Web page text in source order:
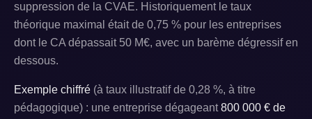
suppression de la CVAE. Historiquement le taux
théorique maximal était de 0,75 % pour les entreprises
dont le CA dépassait 50 M€, avec un barème dégressif en
dessous.
Exemple chiffré (à taux illustratif de 0,28 %, à titre
pédagogique) : une entreprise dégageant800 000 € de